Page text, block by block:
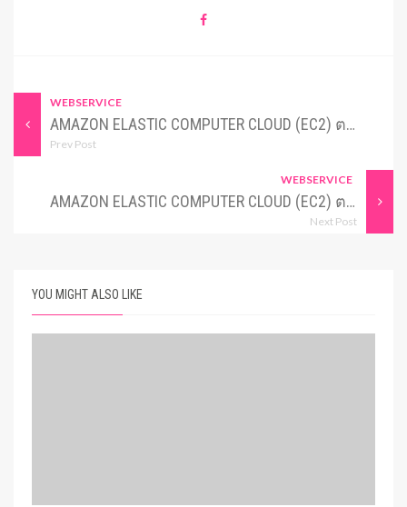
WEBSERVICE
AMAZON ELASTIC COMPUTER CLOUD (EC2) ตอน 6 : ล้อกอินเข้าสู่เซิฟเวอร์ด้วย PUTTY
Prev Post
WEBSERVICE
AMAZON ELASTIC COMPUTER CLOUD (EC2) ตอน 8 : TEST IT'S WORK
Next Post
YOU MIGHT ALSO LIKE